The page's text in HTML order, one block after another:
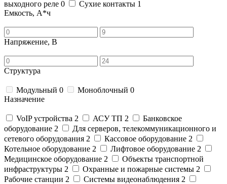
выходного реле 0 Сухие контакты 1
Емкость, А*ч
Напряжение, В
Структура
Модульный 0 Моноблочный 0
Назначение
VoIP устройства 2 АСУ ТП 2
Банковское
оборудование 2
Для серверов, телекоммуникационного и
сетевого оборудования 2 Кассовое оборудование 2
Котельное оборудование 2 Лифтовое оборудование 2
Медицинское оборудование 2
Объекты транспортной
инфраструктуры 2 Охранные и пожарные системы 2
Рабочие станции 2 Системы видеонаблюдения 2